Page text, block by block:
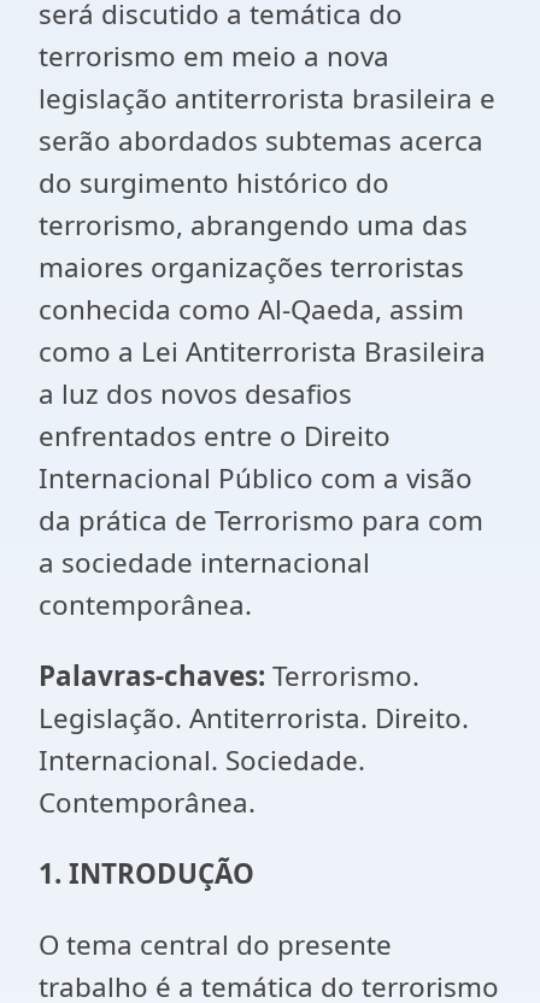
será discutido a temática do
terrorismo em meio a nova
legislação antiterrorista brasileira e
serão abordados subtemas acerca
do surgimento histórico do
terrorismo, abrangendo uma das
maiores organizações terroristas
conhecida como Al-Qaeda, assim
como a Lei Antiterrorista Brasileira
a luz dos novos desafios
enfrentados entre o Direito
Internacional Público com a visão
da prática de Terrorismo para com
a sociedade internacional
contemporânea.
Palavras-chaves: Terrorismo.
Legislação. Antiterrorista. Direito.
Internacional. Sociedade.
Contemporânea.
1. INTRODUÇÃO
O tema central do presente
trabalho é a temática do terrorismo